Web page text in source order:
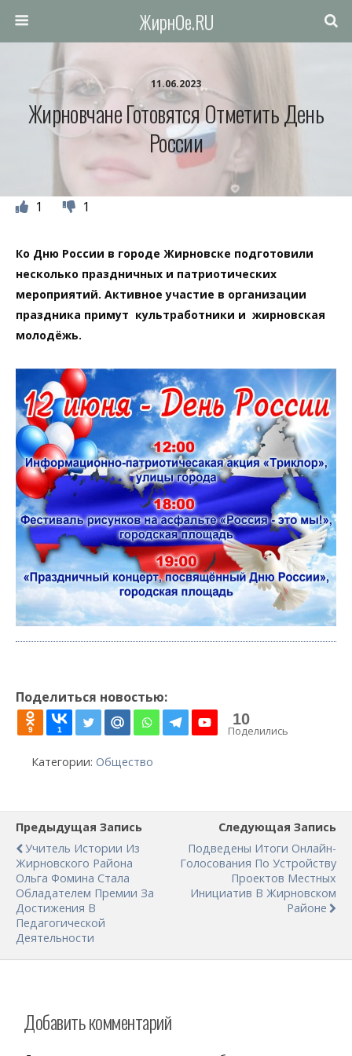
ЖирнОе.RU
11.06.2023
Жирновчане Готовятся Отметить День
России
1 1
Ко Дню России в городе Жирновске подготовили
несколько праздничных и патриотических
мероприятий. Активное участие в организации
праздника примут культработники и жирновская
молодёжь.
Поделиться новостью:
9 1
10
Поделились
Категории: Общество
Предыдущая Запись
Учитель Истории Из
Жирновского Района
Ольга Фомина Стала
Обладателем Премии За
Достижения В
Педагогической
Деятельности
Следующая Запись
Подведены Итоги Онлайн-
Голосования По Устройству
Проектов Местных
Инициатив В Жирновском
Районе
Добавить комментарий